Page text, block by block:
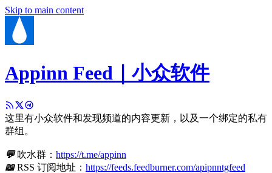
Skip to main content
Appinn Feed｜小众软件
这里有小众软件和发现频道的内容更新，以及一个绑定的私有
群组。
💬吹水群： https://t.me/appinn
📖RSS 订阅地址： https://feeds.feedburner.com/apipnntgfeed